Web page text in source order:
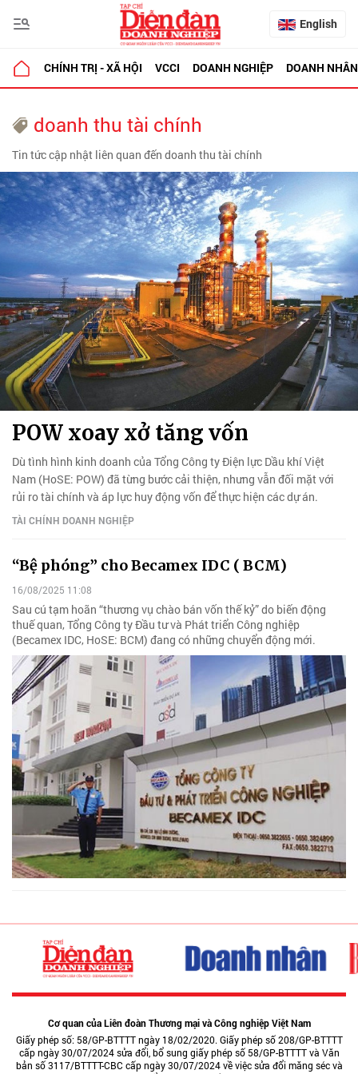
English
CHÍNH TRỊ - XÃ HỘI VCCI DOANH NGHIỆP DOANH NHÂN
doanh thu tài chính
Tin tức cập nhật liên quan đến doanh thu tài chính
POW xoay xở tăng vốn
Dù tình hình kinh doanh của Tổng Công ty Điện lực Dầu khí Việt
Nam (HoSE: POW) đã từng bước cải thiện, nhưng vẫn đối mặt với
rủi ro tài chính và áp lực huy động vốn để thực hiện các dự án.
TÀI CHÍNH DOANH NGHIỆP
“Bệ phóng” cho Becamex IDC ( BCM)
16/08/2025 11:08
Sau cú tạm hoãn “thương vụ chào bán vốn thế kỷ” do biến động
thuế quan, Tổng Công ty Đầu tư và Phát triển Công nghiệp
(Becamex IDC, HoSE: BCM) đang có những chuyển động mới.
Cơ quan của Liên đoàn Thương mại và Công nghiệp Việt Nam
Giấy phép số: 58/GP-BTTTT ngày 18/02/2020. Giấy phép số 208/GP-BTTTT
cấp ngày 30/07/2024 sửa đổi, bổ sung giấy phép số 58/GP-BTTTT và Văn
bản số 3117/BTTTT-CBC cấp ngày 30/07/2024 về việc sửa đổi măng séc và